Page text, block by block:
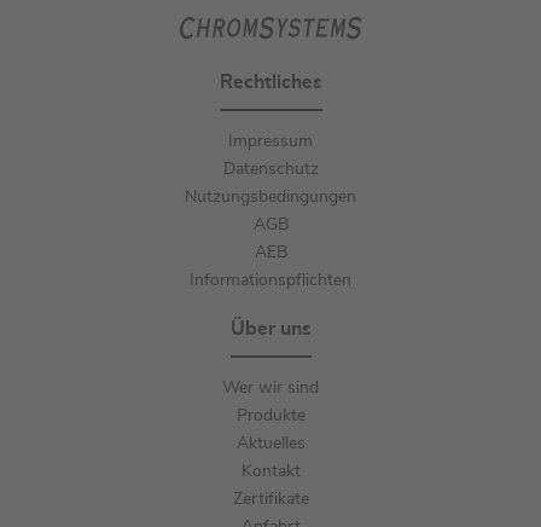
Rechtliches
Impressum
Datenschutz
Nutzungsbedingungen
AGB
AEB
Informationspflichten
Über uns
Wer wir sind
Produkte
Aktuelles
Kontakt
Zertifikate